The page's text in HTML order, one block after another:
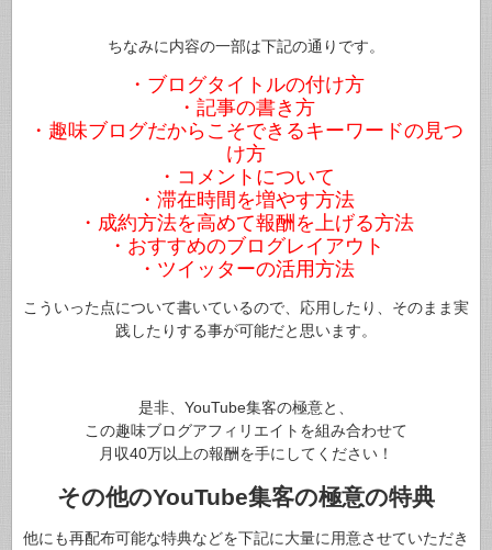
ちなみに内容の一部は下記の通りです。
・ブログタイトルの付け方
・記事の書き方
・趣味ブログだからこそできるキーワードの見つ
け方
・コメントについて
・滞在時間を増やす方法
・成約方法を高めて報酬を上げる方法
・おすすめのブログレイアウト
・ツイッターの活用方法
こういった点について書いているので、応用したり、そのまま実
践したりする事が可能だと思います。
是非、YouTube集客の極意と、
この趣味ブログアフィリエイトを組み合わせて
月収40万以上の報酬を手にしてください！
その他のYouTube集客の極意の特典
他にも再配布可能な特典などを下記に大量に用意させていただき